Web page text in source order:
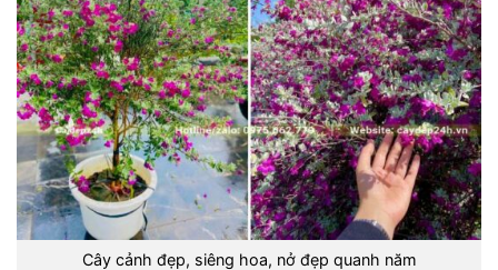
Cây cảnh đẹp, siêng hoa, nở đẹp quanh năm